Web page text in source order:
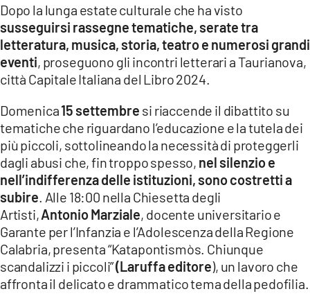
LACPLAY.IT
LACTV.IT
LACONAIR.IT
LACITYMAG.IT
ILREGGINO.IT
COSENZACHANNEL.IT
ILVIBONESE.IT
CATANZAROCHANNEL.IT
LACAPITALENEWS.IT
Dopo la lunga estate culturale che ha visto
susseguirsi rassegne tematiche, serate tra
letteratura, musica, storia, teatro e numerosi grandi
eventi, proseguono gli incontri letterari a Taurianova,
città Capitale Italiana del Libro 2024.
Domenica15 settembre si riaccende il dibattito su
tematiche che riguardano l’educazione e la tutela dei
più piccoli, sottolineando la necessità di proteggerli
dagli abusi che, fin troppo spesso, nel silenzio e
nell’indifferenza delle istituzioni, sono costretti a
subire . Alle 18:00 nella Chiesetta degli
Artisti,Antonio Marziale, docente universitario e
Garante per l’Infanzia e l’Adolescenza della Regione
Calabria, presenta “Katapontismòs. Chiunque
scandalizzi i piccoli”(Laruffa editore), un lavoro che
affronta il delicato e drammatico tema della pedofilia.